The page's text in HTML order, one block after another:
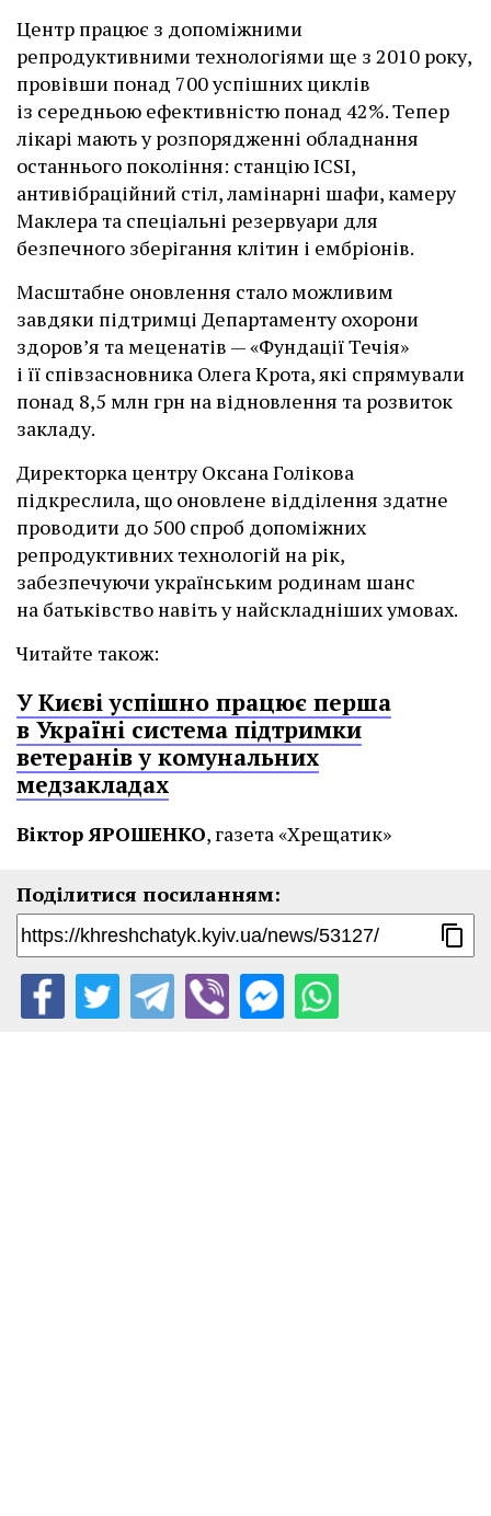
Центр працює з допоміжними
репродуктивними технологіями ще з 2010 року,
провівши понад 700 успішних циклів
із середньою ефективністю понад 42%. Тепер
лікарі мають у розпорядженні обладнання
останнього покоління: станцію ІCSI,
антивібраційний стіл, ламінарні шафи, камеру
Маклера та спеціальні резервуари для
безпечного зберігання клітин і ембріонів.
Масштабне оновлення стало можливим
завдяки підтримці Департаменту охорони
здоров’я та меценатів — «Фундації Течія»
і її співзасновника Олега Крота, які спрямували
понад 8,5 млн грн на відновлення та розвиток
закладу.
Директорка центру Оксана Голікова
підкреслила, що оновлене відділення здатне
проводити до 500 спроб допоміжних
репродуктивних технологій на рік,
забезпечуючи українським родинам шанс
на батьківство навіть у найскладніших умовах.
Читайте також:
У Києві успішно працює перша
в Україні система підтримки
ветеранів у комунальних
медзакладах
Віктор ЯРОШЕНКО, газета «Хрещатик»